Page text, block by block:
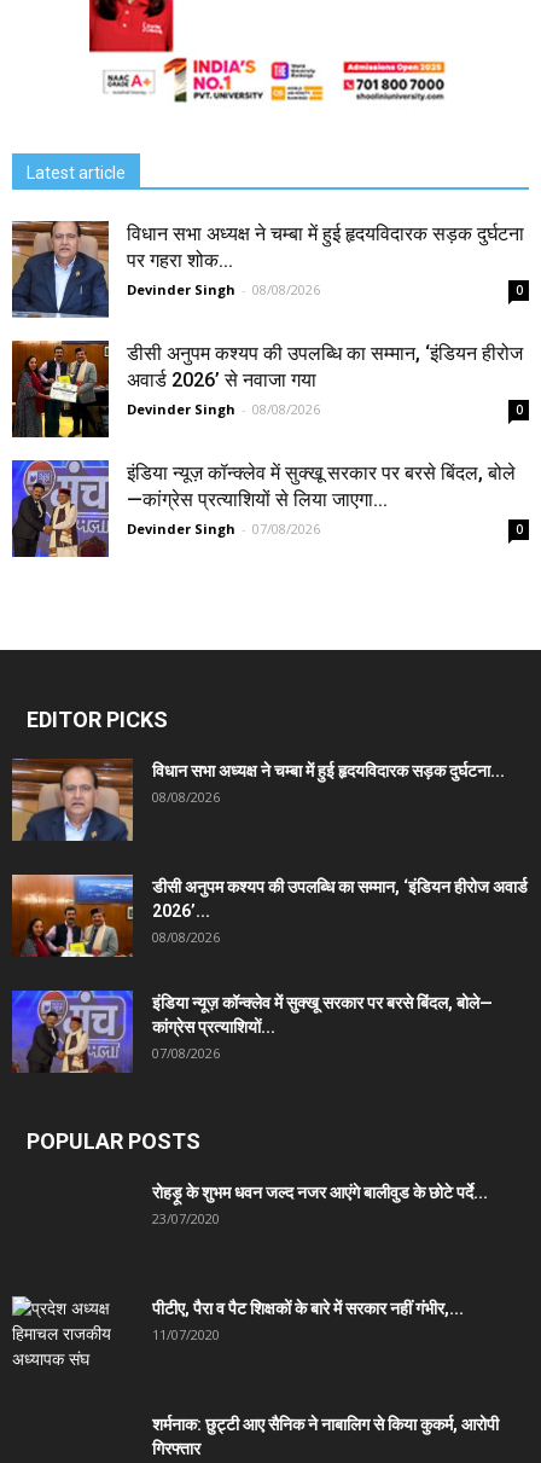
Latest article
विधान सभा अध्यक्ष ने चम्बा में हुई हृदयविदारक सड़क दुर्घटना
पर गहरा शोक...
Devinder Singh - 08/08/2026 0
डीसी अनुपम कश्यप की उपलब्धि का सम्मान, ‘इंडियन हीरोज
अवार्ड 2026’ से नवाजा गया
Devinder Singh - 08/08/2026 0
इंडिया न्यूज़ कॉन्क्लेव में सुक्खू सरकार पर बरसे बिंदल, बोले
—कांग्रेस प्रत्याशियों से लिया जाएगा...
Devinder Singh - 07/08/2026 0
EDITOR PICKS
विधान सभा अध्यक्ष ने चम्बा में हुई हृदयविदारक सड़क दुर्घटना...
08/08/2026
डीसी अनुपम कश्यप की उपलब्धि का सम्मान, ‘इंडियन हीरोज अवार्ड
2026’...
08/08/2026
इंडिया न्यूज़ कॉन्क्लेव में सुक्खू सरकार पर बरसे बिंदल, बोले—
कांग्रेस प्रत्याशियों...
07/08/2026
POPULAR POSTS
रोहड़ू के शुभम धवन जल्द नजर आएंगे बालीवुड के छोटे पर्दे...
23/07/2020
पीटीए, पैरा व पैट शिक्षकों के बारे में सरकार नहीं गंभीर,...
11/07/2020
शर्मनाक: छुट्टी आए सैनिक ने नाबालिग से किया कुकर्म, आरोपी
गिरफ्तार